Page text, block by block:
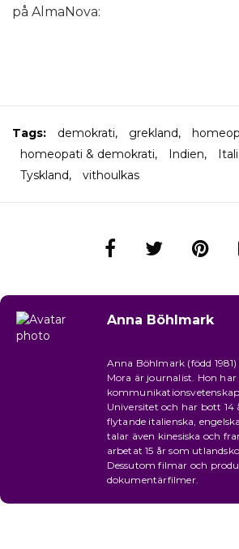
på AlmaNova:
Tags: demokrati, grekland,
homeopati & demokrati, Indien,
Tyskland, vithoulkas
Anna Böhlmark
Anna Böhlmark (född
Mora är journalist. Hon har
Universitet och har bott
flytande italienska,
talar även kinesiska och
arbetat 15 år som
Dessutom filmar och
dokumentärfilmer.